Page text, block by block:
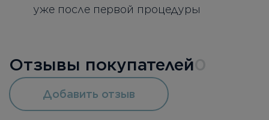
уже после первой процедуры
Отзывы покупателей
Добавить отзыв